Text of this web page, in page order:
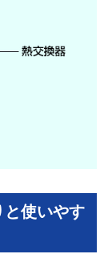
と使いやす